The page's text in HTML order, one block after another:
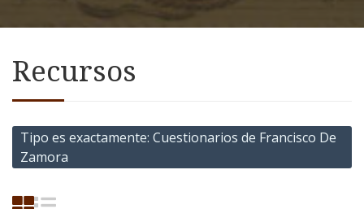
Recursos
Tipo es exactamente Cuestionarios de Francisco De
Zamora